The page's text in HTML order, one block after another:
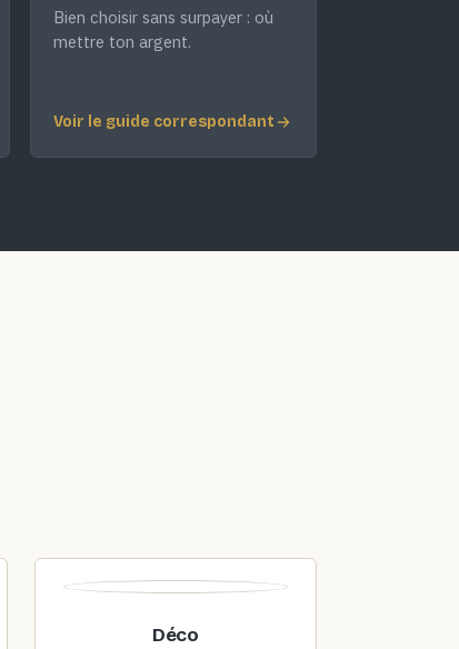
Bien choisir sans surpayer : où
mettre ton argent.
Voir le guide correspondant
Déco